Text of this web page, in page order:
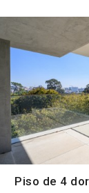
Piso de 4